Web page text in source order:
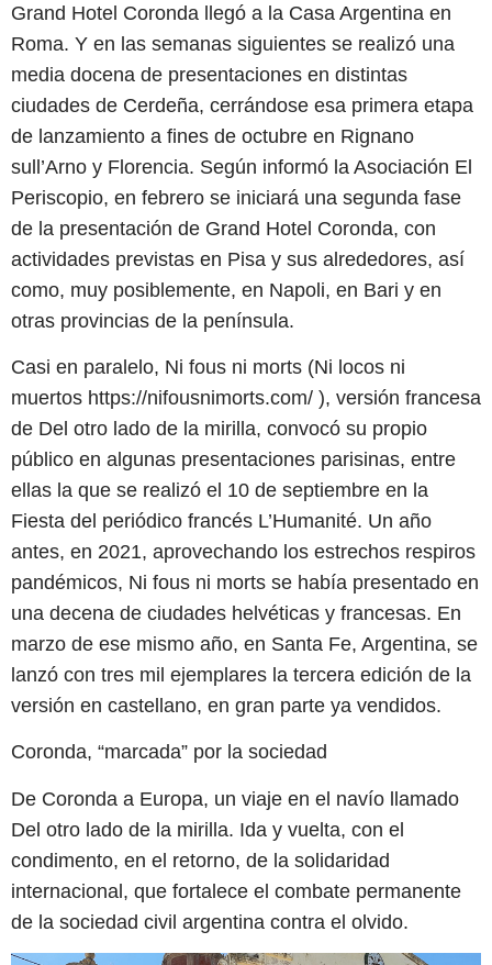
Grand Hotel Coronda llegó a la Casa Argentina en
Roma. Y en las semanas siguientes se realizó una
media docena de presentaciones en distintas
ciudades de Cerdeña, cerrándose esa primera etapa
de lanzamiento a fines de octubre en Rignano
sull’Arno y Florencia. Según informó la Asociación El
Periscopio, en febrero se iniciará una segunda fase
de la presentación de Grand Hotel Coronda, con
actividades previstas en Pisa y sus alrededores, así
como, muy posiblemente, en Napoli, en Bari y en
otras provincias de la península.
Casi en paralelo, Ni fous ni morts (Ni locos ni
muertos https://nifousnimorts.com/ ), versión francesa
de Del otro lado de la mirilla, convocó su propio
público en algunas presentaciones parisinas, entre
ellas la que se realizó el 10 de septiembre en la
Fiesta del periódico francés L’Humanité. Un año
antes, en 2021, aprovechando los estrechos respiros
pandémicos, Ni fous ni morts se había presentado en
una decena de ciudades helvéticas y francesas. En
marzo de ese mismo año, en Santa Fe, Argentina, se
lanzó con tres mil ejemplares la tercera edición de la
versión en castellano, en gran parte ya vendidos.
Coronda, “marcada” por la sociedad
De Coronda a Europa, un viaje en el navío llamado
Del otro lado de la mirilla. Ida y vuelta, con el
condimento, en el retorno, de la solidaridad
internacional, que fortalece el combate permanente
de la sociedad civil argentina contra el olvido.